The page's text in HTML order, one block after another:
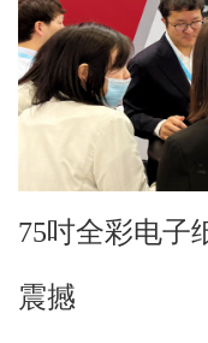
75吋全彩电子
震撼